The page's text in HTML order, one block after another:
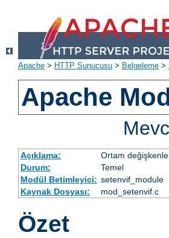
Apache > HTTP Sunucusu > Belgeleme >
Apache
Açıklama:
Ortam
Durum:
Temel
Modül Betimleyici: setenvif_module
Kaynak Dosyası:
mod_setenvif.c
Özet